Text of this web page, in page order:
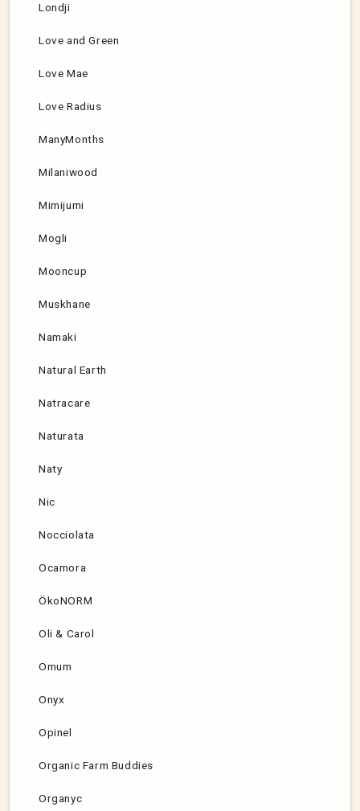
Londji
Love and Green
Love Mae
Love Radius
ManyMonths
Milaniwood
Mimijumi
Mogli
Mooncup
Muskhane
Namaki
Natural Earth
Natracare
Naturata
Naty
Nic
Nocciolata
Ocamora
ÖkoNORM
Oli & Carol
Omum
Onyx
Opinel
Organic Farm Buddies
Organyc